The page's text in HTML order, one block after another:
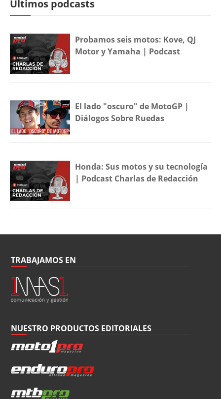
Últimos podcasts
Probamos seis motos: Kove, QJ
Motor y Yamaha | Podcast
El lado "oscuro" de MotoGP |
Diálogos Sobre Ruedas
Honda: Sus motos y su tecnología
| Podcast Charlas de Redacción
TRABAJAMOS EN
NUESTRO PRODUCTOS EDITORIALES